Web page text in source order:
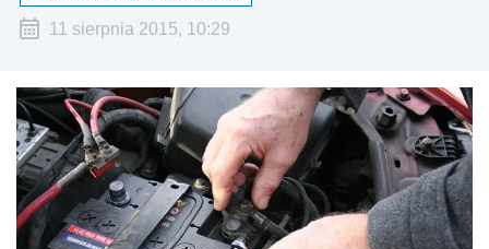
11 sierpnia 2015, 10:29